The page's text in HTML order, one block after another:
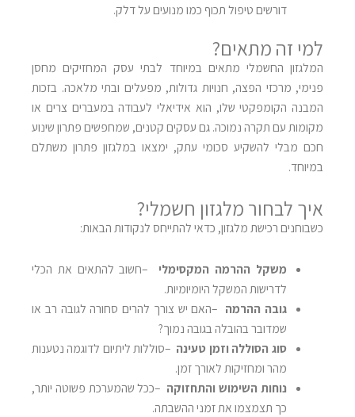
דורשים טיפול תכוף כמו מנועים על דלק.
למי זה מתאים?
המלגזון החשמלי מתאים במיוחד לבתי עסק המחזיקים מחסן
פנימי, מרכזי הפצה, חנויות גדולות, מפעלים ובתי מלאכה. בזכות
המבנה הקומפקטי שלו, הוא אידיאלי לעבודה במעברים צרים או
מקומות עם תקרה נמוכה. גם עסקים קטנים, שמחפשים פתרון שינוע
חכם מבלי להשקיע סכומי עתק, ימצאו במלגזון פתרון משתלם
במיוחד.
איך לבחור מלגזון חשמלי?
כשבוחנים רכישת מלגזון, כדאי להתייחס לנקודות הבאות:
משקל ההרמה המקסימלי –חשוב להתאים את הכלי
לדרישות המשקל היומיומיות.
גובה ההרמה –האם יש צורך להרים סחורה לגובה רב או
שמדובר בהובלה בגובה נמוך?
סוג הסוללה וזמן טעינה –סוללות ליתיום לדוגמה נטענות
מהר ומחזיקות לאורך זמן.
נוחות השימוש והתחזוקה –ככל שהמערכת פשוטה יותר,
כך תצמצמו את זמני ההשבתה.